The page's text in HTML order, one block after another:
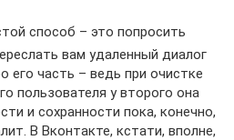
способ – это попросить
вам удаленный диалог
его часть – ведь при очистке
пользователя у второго она
и сохранности пока, конечно,
В Вконтакте, кстати, вполне,